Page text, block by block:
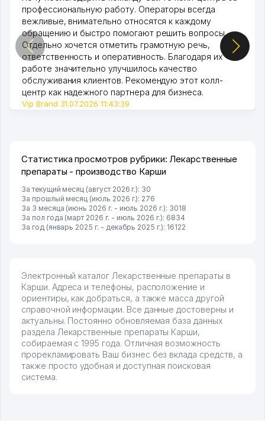
профессиональную работу. Операторы всегда
вежливые, внимательно относятся к каждому
обращению и быстро помогают решить вопросы.
Отдельно хочется отметить грамотную речь,
ответственность и оперативность. Благодаря их
работе значительно улучшилось качество
обслуживания клиентов. Рекомендую этот колл-
центр как надежного партнера для бизнеса.
Vip Brand 31.07.2026 11:43:39
Статистика просмотров рубрики: Лекарственные
препараты - производство Карши
За текущий месяц (август 2026 г.): 30
За прошлый месяц (июль 2026 г.): 276
За 3 месяца (июнь 2026 г. - июль 2026 г.): 3018
За пол года (март 2026 г. - июль 2026 г.): 6834
За год (январь 2025 г. - декабрь 2025 г.): 16122
Электронный каталог Лекарственные препараты в
Карши. Адреса и телефоны, расположение и
ориентиры, как добраться, а также масса другой
справочной информации. Все данные достоверны и
актуальны. Постоянно обновляемая база данных
раздела Лекарственные препараты Карши,
собираемая с 1995 года. Отличная возможность
прорекламировать Ваш бизнес без вклада средств, а
также просто удобная и доступная поисковая
система.